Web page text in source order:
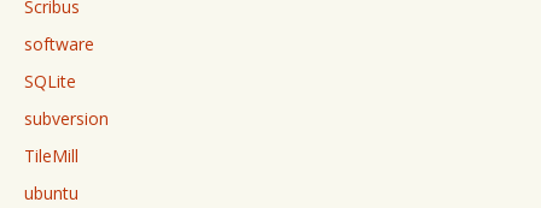
Scribus
software
SQLite
subversion
TileMill
ubuntu